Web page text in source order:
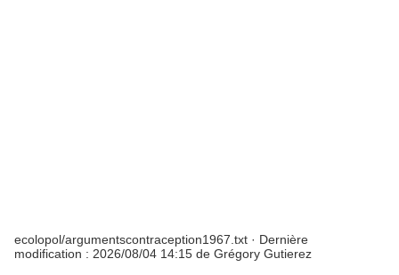
ecolopol/argumentscontraception1967.txt · Dernière
modification : 2026/08/04 14:15 de Grégory Gutierez